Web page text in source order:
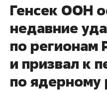
Генсек ООН
недавние
по регионам
и призвал к
по